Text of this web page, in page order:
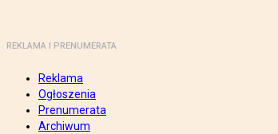
REKLAMA I PRENUMERATA
Reklama
Ogłoszenia
Prenumerata
Archiwum